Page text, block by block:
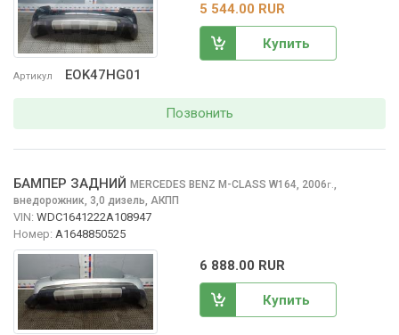
Артикул EOK47HG01
5 544.00 RUR
Купить
Позвонить
БАМПЕР ЗАДНИЙ MERCEDES BENZ M-CLASS W164, 2006г.,
внедорожник, 3,0 дизель, АКПП
VIN: WDC1641222A108947
Номер: A1648850525
6 888.00 RUR
Купить